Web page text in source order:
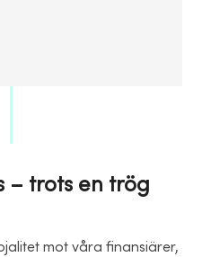
– trots en trög
mot våra finansiärer,